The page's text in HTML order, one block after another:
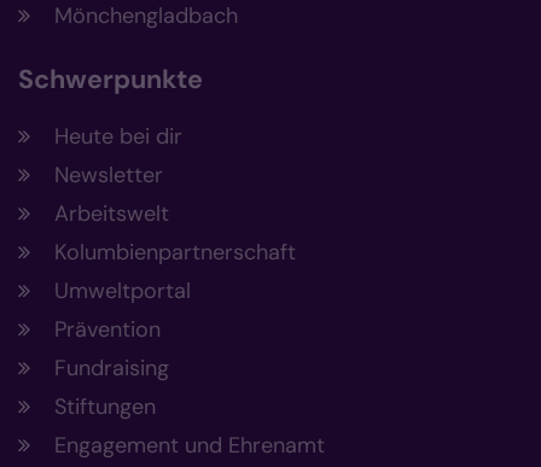
Mönchengladbach
Schwerpunkte
Heute bei dir
Newsletter
Arbeitswelt
Kolumbienpartnerschaft
Umweltportal
Prävention
Fundraising
Stiftungen
Engagement und Ehrenamt